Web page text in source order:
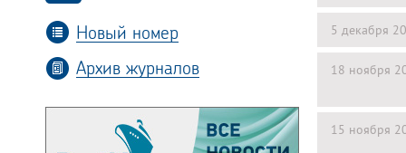
Новый номер
Архив журналов
5 декабря
18 ноября
15 ноября